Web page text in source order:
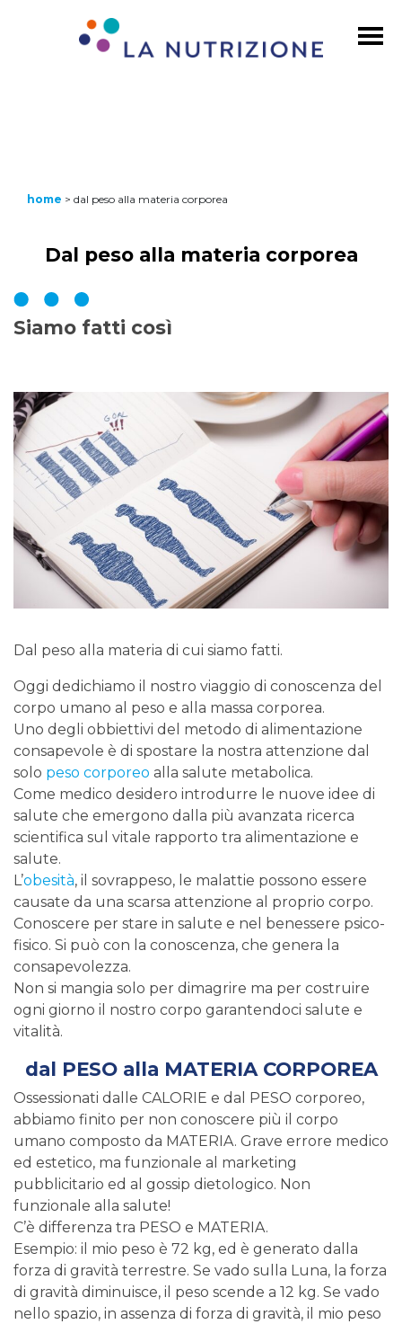
home > dal peso alla materia corporea
Dal peso alla materia corporea
Siamo fatti così
Dal peso alla materia di cui siamo fatti.
Oggi dedichiamo il nostro viaggio di conoscenza del
corpo umano al peso e alla massa corporea.
Uno degli obbiettivi del metodo di alimentazione
consapevole è di spostare la nostra attenzione dal
solo peso corporeo alla salute metabolica.
Come medico desidero introdurre le nuove idee di
salute che emergono dalla più avanzata ricerca
scientifica sul vitale rapporto tra alimentazione e
salute.
L’obesità, il sovrappeso, le malattie possono essere
causate da una scarsa attenzione al proprio corpo.
Conoscere per stare in salute e nel benessere psico-
fisico. Si può con la conoscenza, che genera la
consapevolezza.
Non si mangia solo per dimagrire ma per costruire
ogni giorno il nostro corpo garantendoci salute e
vitalità.
dal PESO alla MATERIA CORPOREA
Ossessionati dalle CALORIE e dal PESO corporeo,
abbiamo finito per non conoscere più il corpo
umano composto da MATERIA. Grave errore medico
ed estetico, ma funzionale al marketing
pubblicitario ed al gossip dietologico. Non
funzionale alla salute!
C’è differenza tra PESO e MATERIA.
Esempio: il mio peso è 72 kg, ed è generato dalla
forza di gravità terrestre. Se vado sulla Luna, la forza
di gravità diminuisce, il peso scende a 12 kg. Se vado
nello spazio, in assenza di forza di gravità, il mio peso